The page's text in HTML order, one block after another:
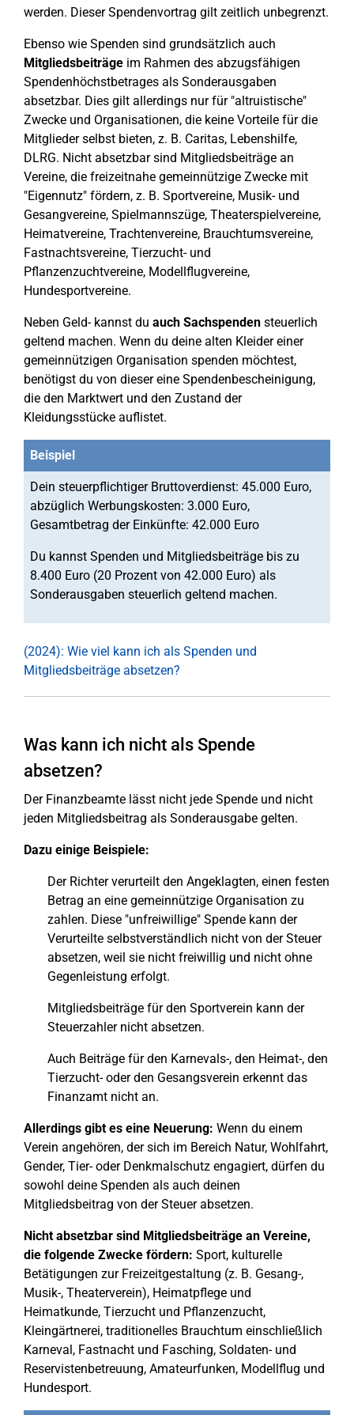
werden. Dieser Spendenvortrag gilt zeitlich unbegrenzt.
Ebenso wie Spenden sind grundsätzlich auch
Mitgliedsbeiträge im Rahmen des abzugsfähigen
Spendenhöchstbetrages als Sonderausgaben
absetzbar. Dies gilt allerdings nur für "altruistische"
Zwecke und Organisationen, die keine Vorteile für die
Mitglieder selbst bieten, z. B. Caritas, Lebenshilfe,
DLRG. Nicht absetzbar sind Mitgliedsbeiträge an
Vereine, die freizeitnahe gemeinnützige Zwecke mit
"Eigennutz" fördern, z. B. Sportvereine, Musik- und
Gesangvereine, Spielmannszüge, Theaterspielvereine,
Heimatvereine, Trachtenvereine, Brauchtumsvereine,
Fastnachtsvereine, Tierzucht- und
Pflanzenzuchtvereine, Modellflugvereine,
Hundesportvereine.
Neben Geld- kannst du auch Sachspenden steuerlich
geltend machen. Wenn du deine alten Kleider einer
gemeinnützigen Organisation spenden möchtest,
benötigst du von dieser eine Spendenbescheinigung,
die den Marktwert und den Zustand der
Kleidungsstücke auflistet.
Beispiel
Dein steuerpflichtiger Bruttoverdienst: 45.000 Euro,
abzüglich Werbungskosten: 3.000 Euro,
Gesamtbetrag der Einkünfte: 42.000 Euro
Du kannst Spenden und Mitgliedsbeiträge bis zu
8.400 Euro (20 Prozent von 42.000 Euro) als
Sonderausgaben steuerlich geltend machen.
(2024): Wie viel kann ich als Spenden und
Mitgliedsbeiträge absetzen?
Was kann ich nicht als Spende
absetzen?
Der Finanzbeamte lässt nicht jede Spende und nicht
jeden Mitgliedsbeitrag als Sonderausgabe gelten.
Dazu einige Beispiele:
Der Richter verurteilt den Angeklagten, einen festen
Betrag an eine gemeinnützige Organisation zu
zahlen. Diese "unfreiwillige" Spende kann der
Verurteilte selbstverständlich nicht von der Steuer
absetzen, weil sie nicht freiwillig und nicht ohne
Gegenleistung erfolgt.
Mitgliedsbeiträge für den Sportverein kann der
Steuerzahler nicht absetzen.
Auch Beiträge für den Karnevals-, den Heimat-, den
Tierzucht- oder den Gesangsverein erkennt das
Finanzamt nicht an.
Allerdings gibt es eine Neuerung: Wenn du einem
Verein angehören, der sich im Bereich Natur, Wohlfahrt,
Gender, Tier- oder Denkmalschutz engagiert, dürfen du
sowohl deine Spenden als auch deinen
Mitgliedsbeitrag von der Steuer absetzen.
Nicht absetzbar sind Mitgliedsbeiträge an Vereine,
die folgende Zwecke fördern: Sport, kulturelle
Betätigungen zur Freizeitgestaltung (z. B. Gesang-,
Musik-, Theaterverein), Heimatpflege und
Heimatkunde, Tierzucht und Pflanzenzucht,
Kleingärtnerei, traditionelles Brauchtum einschließlich
Karneval, Fastnacht und Fasching, Soldaten- und
Reservistenbetreuung, Amateurfunken, Modellflug und
Hundesport.